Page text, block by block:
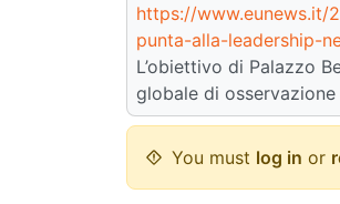
https://www.eunews.it/
punta-alla-leadership-
L’obiettivo di Palazzo
globale di
You must log in or